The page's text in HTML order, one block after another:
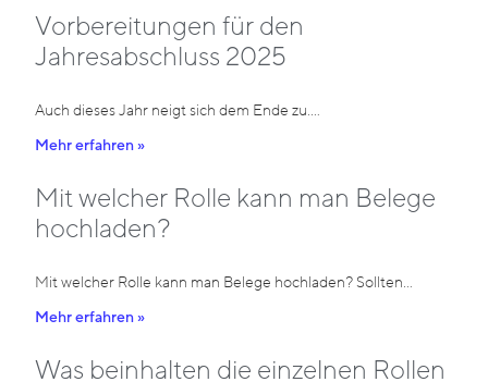
Vorbereitungen für den
Jahresabschluss 2025
Auch dieses Jahr neigt sich dem Ende zu.…
Mehr erfahren »
Mit welcher Rolle kann man Belege
hochladen?
Mit welcher Rolle kann man Belege hochladen? Sollten…
Mehr erfahren »
Was beinhalten die einzelnen Rollen